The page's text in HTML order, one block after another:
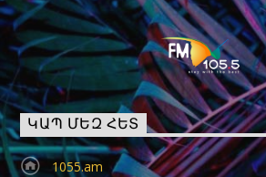
ԿԱՊ ՄԵԶ ՀԵՏ
1055.am